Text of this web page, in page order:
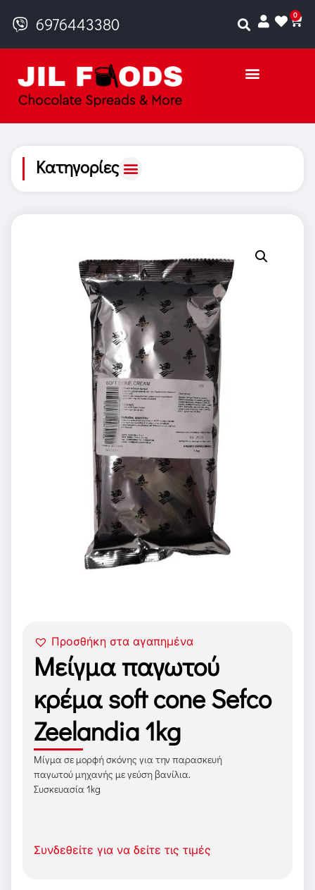
6976443380 0
Κατηγορίες
Προσθήκη στα αγαπημένα
Μείγμα παγωτού
κρέμα soft cone Sefco
Zeelandia 1kg
Μίγμα σε μορφή σκόνης για την παρασκευή
παγωτού μηχανής με γεύση βανίλια.
Συσκευασία 1kg
Συνδεθείτε για να δείτε τις τιμές